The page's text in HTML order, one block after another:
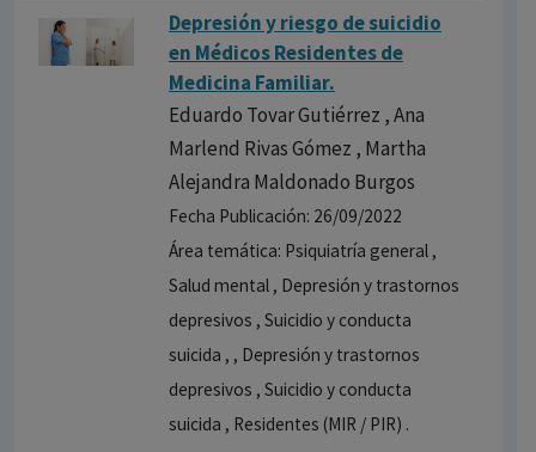
Depresión y riesgo de suicidio
en Médicos Residentes de
Medicina Familiar.
Eduardo Tovar Gutiérrez , Ana
Marlend Rivas Gómez , Martha
Alejandra Maldonado Burgos
Fecha Publicación: 26/09/2022
Área temática: Psiquiatría general ,
Salud mental , Depresión y trastornos
depresivos , Suicidio y conducta
suicida , , Depresión y trastornos
depresivos , Suicidio y conducta
suicida , Residentes (MIR / PIR) .